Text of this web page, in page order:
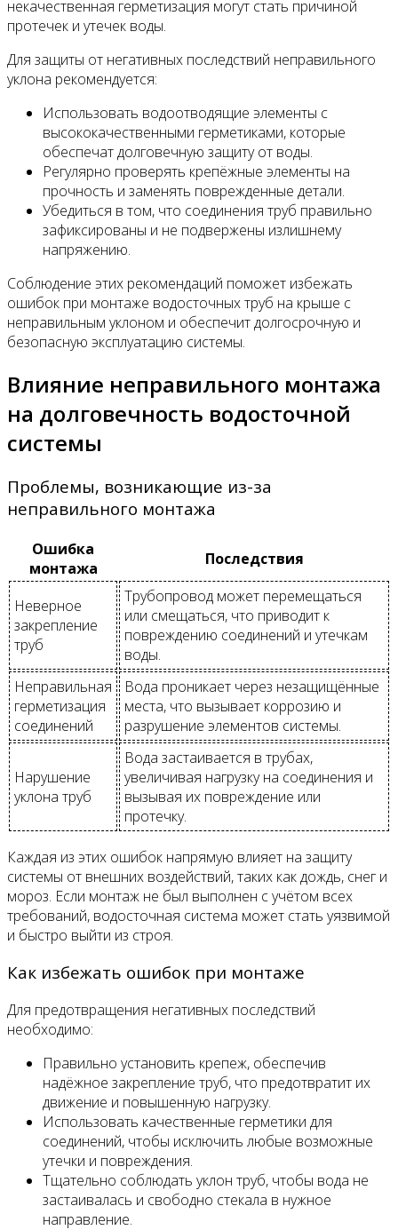
некачественная герметизация могут стать причиной
протечек и утечек воды.
Для защиты от негативных последствий неправильного
уклона рекомендуется:
Использовать водоотводящие элементы с
высококачественными герметиками, которые
обеспечат долговечную защиту от воды.
Регулярно проверять крепёжные элементы на
прочность и заменять поврежденные детали.
Убедиться в том, что соединения труб правильно
зафиксированы и не подвержены излишнему
напряжению.
Соблюдение этих рекомендаций поможет избежать
ошибок при монтаже водосточных труб на крыше с
неправильным уклоном и обеспечит долгосрочную и
безопасную эксплуатацию системы.
Влияние неправильного монтажа
на долговечность водосточной
системы
Проблемы, возникающие из-за
неправильного монтажа
Ошибка
монтажа
Последствия
Неверное
закрепление
труб
Трубопровод может перемещаться
или смещаться, что приводит к
повреждению соединений и утечкам
воды.
Неправильная
герметизация
соединений
Вода проникает через незащищённые
места, что вызывает коррозию и
разрушение элементов системы.
Нарушение
уклона труб
Вода застаивается в трубах,
увеличивая нагрузку на соединения и
вызывая их повреждение или
протечку.
Каждая из этих ошибок напрямую влияет на защиту
системы от внешних воздействий, таких как дождь, снег и
мороз. Если монтаж не был выполнен с учётом всех
требований, водосточная система может стать уязвимой
и быстро выйти из строя.
Как избежать ошибок при монтаже
Для предотвращения негативных последствий
необходимо:
Правильно установить крепеж, обеспечив
надёжное закрепление труб, что предотвратит их
движение и повышенную нагрузку.
Использовать качественные герметики для
соединений, чтобы исключить любые возможные
утечки и повреждения.
Тщательно соблюдать уклон труб, чтобы вода не
застаивалась и свободно стекала в нужное
направление.